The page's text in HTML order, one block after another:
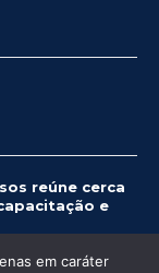
reúne cerca
e
em caráter